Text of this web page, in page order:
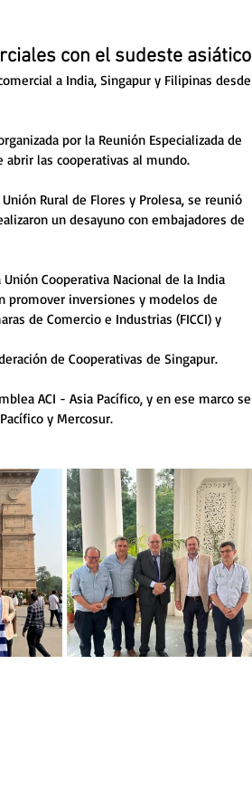
con el sudeste asiático
a India, Singapur y Filipinas desde
por la Reunión Especializada de
abrir las cooperativas al mundo.
Rural de Flores y Prolesa, se reunió
un desayuno con embajadores de
Cooperativa Nacional de la India
promover inversiones y modelos de
de Comercio e Industrias (FICCI) y
de Cooperativas de Singapur.
ACI - Asia Pacífico, y en ese marco se
y Mercosur.